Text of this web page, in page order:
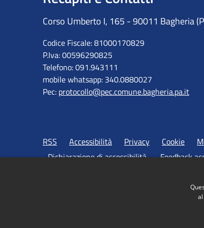
Corso Umberto I, 165 - 90011 Bagheria
Codice Fiscale: 81000170829
P.Iva: 00596290825
Telefono: 091.943111
mobile whatsapp: 340.0880027
Pec: protocollo@pec.comune.bagheria.pa.it
RSS Accessibilità Privacy Cookie
Dichiarazione di accessibilità
Feedback